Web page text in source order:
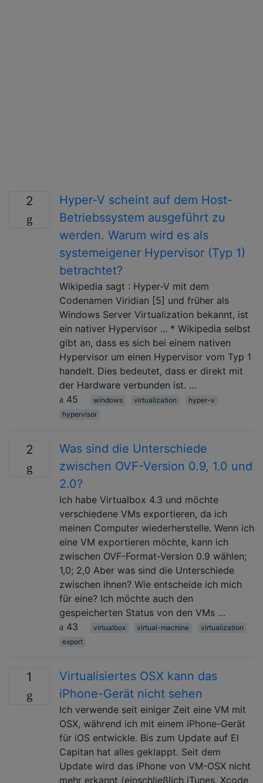
2
Hyper-V scheint auf dem Host-
Betriebssystem ausgeführt zu
werden. Warum wird es als
systemeigener Hypervisor (Typ 1)
betrachtet?
Wikipedia sagt : Hyper-V mit dem
Codenamen Viridian [5] und früher als
Windows Server Virtualization bekannt, ist
ein nativer Hypervisor ... * Wikipedia selbst
gibt an, dass es sich bei einem nativen
Hypervisor um einen Hypervisor vom Typ 1
handelt. Dies bedeutet, dass er direkt mit
der Hardware verbunden ist. …
45
windows virtualization
hyper-v
hypervisor
2
Was sind die Unterschiede
zwischen OVF-Version 0.9, 1.0 und
2.0?
Ich habe Virtualbox 4.3 und möchte
verschiedene VMs exportieren, da ich
meinen Computer wiederherstelle. Wenn ich
eine VM exportieren möchte, kann ich
zwischen OVF-Format-Version 0.9 wählen;
1,0; 2,0 Aber was sind die Unterschiede
zwischen ihnen? Wie entscheide ich mich
für eine? Ich möchte auch den
gespeicherten Status von den VMs …
43
virtualbox virtual-machine
virtualization
export
1
Virtualisiertes OSX kann das
iPhone-Gerät nicht sehen
Ich verwende seit einiger Zeit eine VM mit
OSX, während ich mit einem iPhone-Gerät
für iOS entwickle. Bis zum Update auf El
Capitan hat alles geklappt. Seit dem
Update wird das iPhone von VM-OSX nicht
mehr erkannt (einschließlich iTunes, Xcode